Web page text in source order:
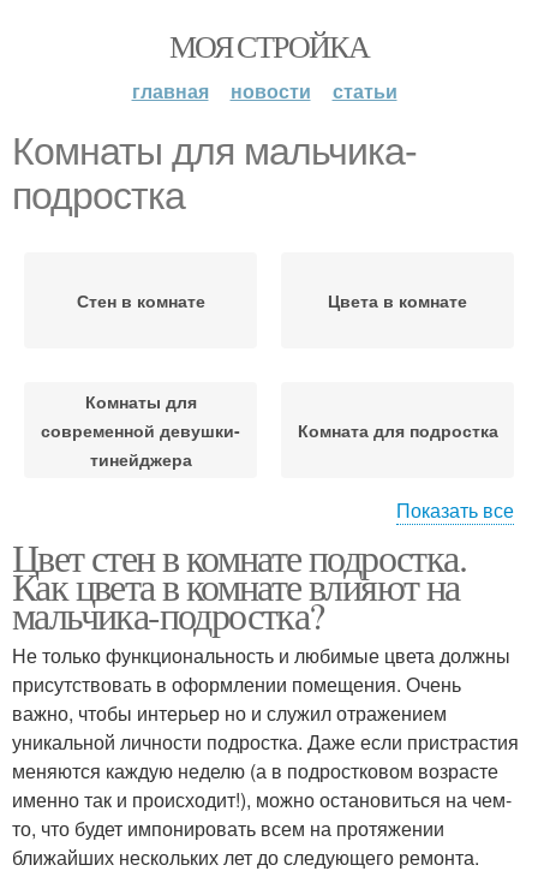
МОЯ СТРОЙКА
главная новости статьи
Комнаты для мальчика-
подростка
Стен в комнате Цвета в комнате
Комнаты для
современной девушки-
тинейджера
Комната для подростка
подростка
Детская комната
Комнаты для мальчика Комнаты для девочке
Детские комнаты Комнаты для девочек
Показать все
Цвет стен в комнате подростка.
Как цвета в комнате влияют на
мальчика-подростка?
Не только функциональность и любимые цвета должны
присутствовать в оформлении помещения. Очень
важно, чтобы интерьер но и служил отражением
уникальной личности подростка. Даже если пристрастия
меняются каждую неделю (а в подростковом возрасте
именно так и происходит!), можно остановиться на чем-
то, что будет импонировать всем на протяжении
ближайших нескольких лет до следующего ремонта.